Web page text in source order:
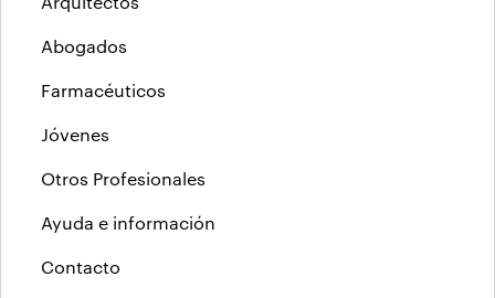
Abogados
Farmacéuticos
Jóvenes
Otros Profesionales
Ayuda e información
Contacto